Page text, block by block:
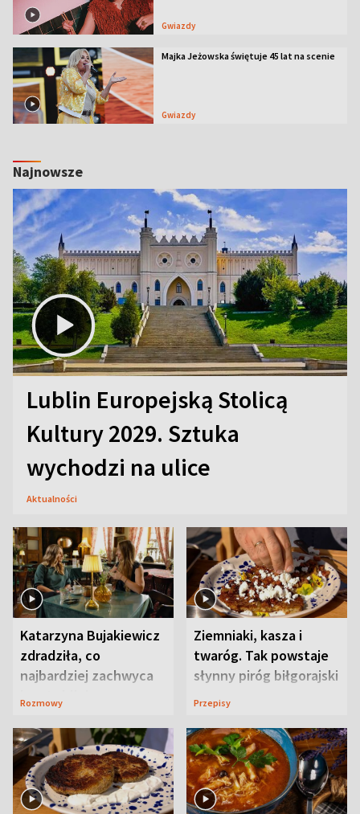
Gwiazdy
Majka Jeżowska świętuje 45 lat na scenie
Gwiazdy
Najnowsze
Lublin Europejską Stolicą
Kultury 2029. Sztuka
wychodzi na ulice
Aktualności
Katarzyna Bujakiewicz
zdradziła, co
najbardziej zachwyca
ją w Lublinie
Rozmowy
Ziemniaki, kasza i
twaróg. Tak powstaje
słynny piróg biłgorajski
Przepisy